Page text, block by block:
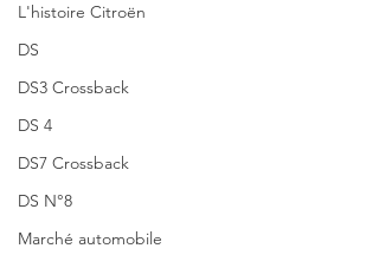
L'histoire Citroën
DS
DS3 Crossback
DS 4
DS7 Crossback
DS N°8
Marché automobile